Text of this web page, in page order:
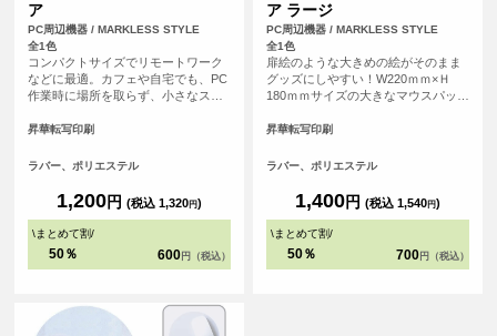
ア
PC周辺機器 / MARKLESS STYLE
全1色
コンパクトサイズでリモートワーク
などに最適。カフェや自宅でも、PC
作業時に場所を取らず、小さなスペ
パッドです。
昇華転写印刷
ラバー、ポリエステル
1,200円 (税込 1,320円)
\まとめて割/
50％ 600 円（税込）
ア ラージ
PC周辺機器 / MARKLESS STYLE
全1色
扉絵のような大きめの絵がそのまま
グッズにしやすい！W220ｍｍ×Ｈ
180ｍｍサイズの大きなマウスパッド
パソコンにもゆったり使えるサイズ
ることができます。
昇華転写印刷
ラバー、ポリエステル
1,400円 (税込 1,540円)
\まとめて割/
50％ 700 円（税込）